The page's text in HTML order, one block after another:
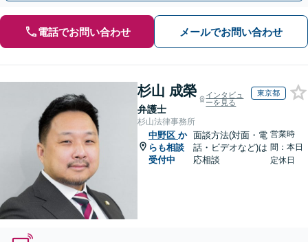
電話でお問い合わせ メールでお問い合わせ
杉山 成榮
弁護士
インタビュ
ーを見る
東京都
杉山法律事務所
中野区 か
らも相談
受付中
面談方法(対面・電
話・ビデオなど)は
応相談
営業時
間：本日
定休日